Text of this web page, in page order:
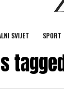
SVIJET SPORT